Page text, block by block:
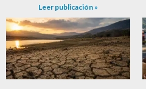
Leer publicación »